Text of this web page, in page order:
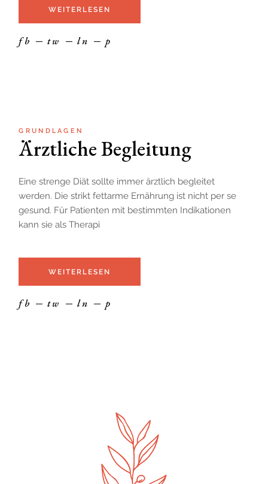
WEITERLESEN
fb tw ln p
GRUNDLAGEN
Ärztliche Begleitung
Eine strenge Diät sollte immer ärztlich begleitet
werden. Die strikt fettarme Ernährung ist nicht per se
gesund. Für Patienten mit bestimmten Indikationen
kann sie als Therapi
WEITERLESEN
fb tw ln p